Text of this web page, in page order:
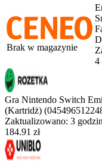
Brak w magazynie
4
Gra Nintendo Switch
(Kartridż)
Zaktualizowano: 3
184.91 zł